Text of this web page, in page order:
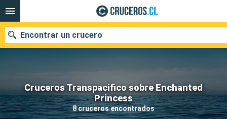
Cruceros Transpacifico sobre Enchanted
Princess
8 cruceros encontrados
Encontrar un crucero
Nuestros destinos
Fecha de salida